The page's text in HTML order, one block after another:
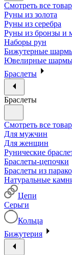
Смотреть все
Руны из золота
Руны из серебра
Руны из бронзы и
Наборы рун
Бижутерные
Ювелирные
Браслеты
Браслеты
Смотреть все
Для мужчин
Для женщин
Рунические
Браслеты-цепочки
Браслеты из
Натуральные
Цепи
Серьги
Кольца
Бижутерия